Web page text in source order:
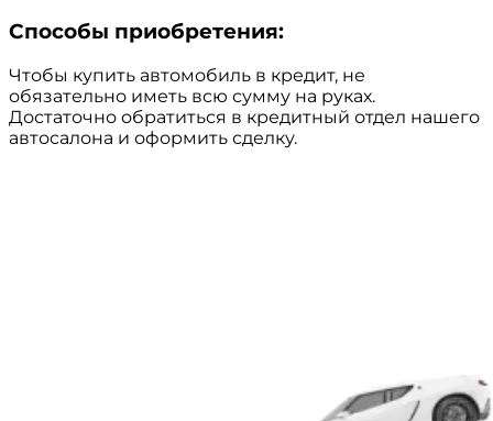
Способы приобретения:
Чтобы купить автомобиль в кредит, не
обязательно иметь всю сумму на руках.
Достаточно обратиться в кредитный отдел нашего
автосалона и оформить сделку.